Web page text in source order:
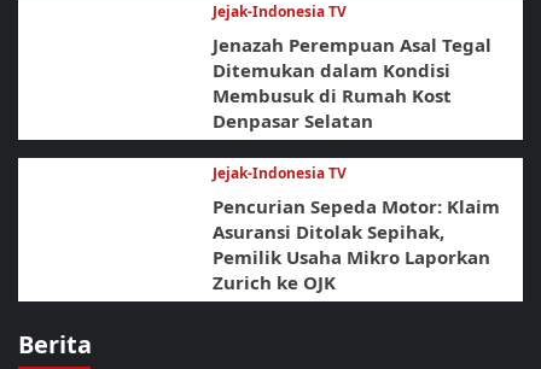
Jejak-Indonesia TV
Jenazah Perempuan Asal Tegal
Ditemukan dalam Kondisi
Membusuk di Rumah Kost
Denpasar Selatan
Jejak-Indonesia TV
Pencurian Sepeda Motor: Klaim
Asuransi Ditolak Sepihak,
Pemilik Usaha Mikro Laporkan
Zurich ke OJK
Berita